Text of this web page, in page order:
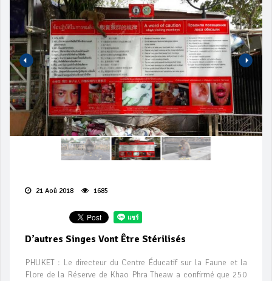
21 Aoû 2018 1685
D’autres Singes Vont Être Stérilisés
PHUKET : Le directeur du Centre Éducatif sur la Faune et la
Flore de la Réserve de Khao Phra Theaw a confirmé que 250